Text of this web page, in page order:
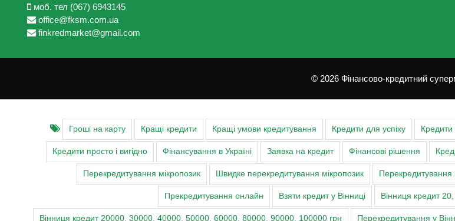
моб. тел (067) 6943145
office@fksm.com.ua
finkredmarket@gmail.com
© 2026 Фінансово-кредитний
Гроші на карту Кращі кредити Кращі умови кредитування Кредити для успіху Кредити
Кредити просто і вигідно Фінансування в Україні Заявка на кредит Фінансові рішення
Перекредитування мікропозик Швидке перекредитування мікропозик Перекредитування
Прекредитування онлайн Взяти кредит у Вінниці Вінниця кредит
Вінниця кредит 20000, 30000, 40000, 50000, 60000, 80000, 90000, 100000 грн Перекредитування у